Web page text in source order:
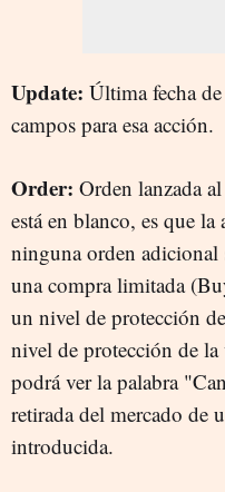
Update: Última fecha
campos para esa acción.
Order: Orden lanzada
está en blanco, es que
ninguna orden adicional
una compra limitada
un nivel de protección
nivel de protección de
podrá ver la palabra
retirada del mercado de
introducida.